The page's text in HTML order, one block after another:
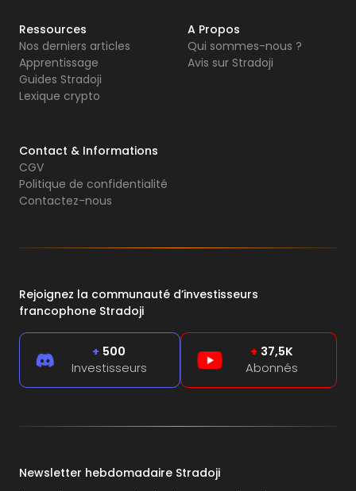
Ressources
Nos derniers articles
Apprentissage
Guides Stradoji
Lexique crypto
A Propos
Qui sommes-nous ?
Avis sur Stradoji
Contact & Informations
CGV
Politique de confidentialité
Contactez-nous
Rejoignez la communauté d’investisseurs
francophone Stradoji
+ 500
Investisseurs
+ 37,5K
Abonnés
Newsletter hebdomadaire Stradoji